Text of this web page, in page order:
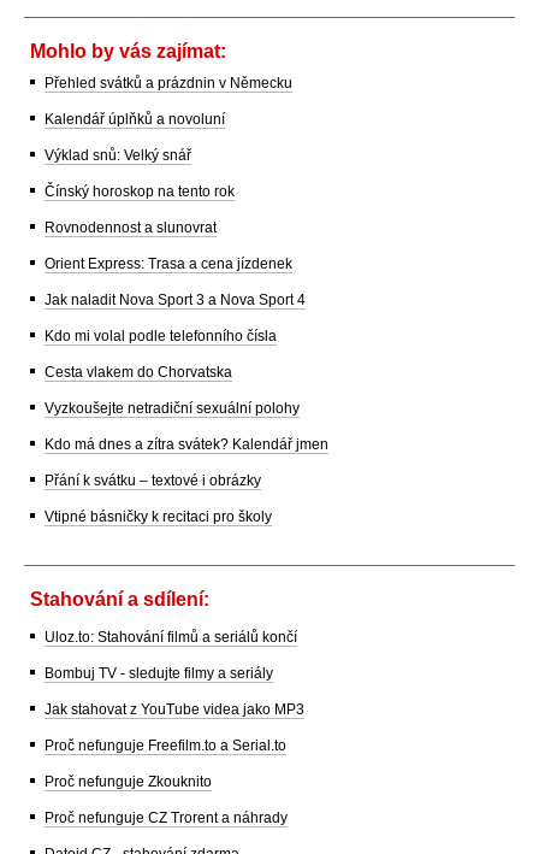
Mohlo by vás zajímat:
Přehled svátků a prázdnin v Německu
Kalendář úplňků a novoluní
Výklad snů: Velký snář
Čínský horoskop na tento rok
Rovnodennost a slunovrat
Orient Express: Trasa a cena jízdenek
Jak naladit Nova Sport 3 a Nova Sport 4
Kdo mi volal podle telefonního čísla
Cesta vlakem do Chorvatska
Vyzkoušejte netradiční sexuální polohy
Kdo má dnes a zítra svátek? Kalendář jmen
Přání k svátku – textové i obrázky
Vtipné básničky k recitaci pro školy
Stahování a sdílení:
Uloz.to: Stahování filmů a seriálů končí
Bombuj TV - sledujte filmy a seriály
Jak stahovat z YouTube videa jako MP3
Proč nefunguje Freefilm.to a Serial.to
Proč nefunguje Zkouknito
Proč nefunguje CZ Trorent a náhrady